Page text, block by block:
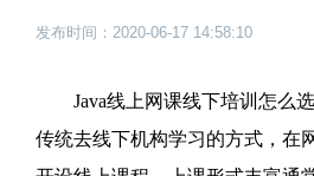
发布时间：2020-06-17 14:58:10
Java线上网课线下培训怎么选
传统去线下机构学习的方式，在